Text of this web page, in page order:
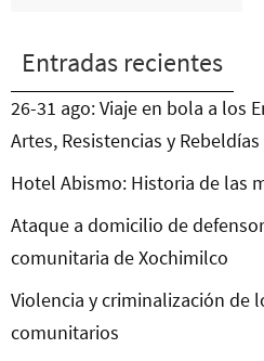
Entradas recientes
26-31 ago: Viaje en bola a los
Artes, Resistencias y Rebeldías
Hotel Abismo: Historia de las
Ataque a domicilio de
comunitaria de Xochimilco
Violencia y criminalización de
comunitarios